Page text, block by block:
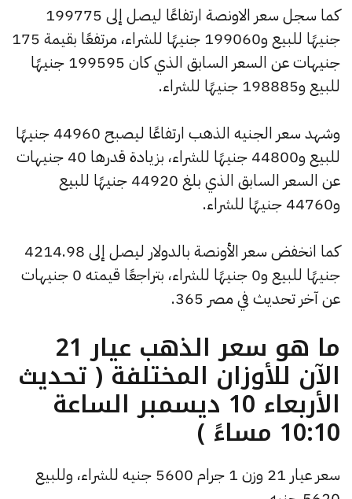
كما سجل سعر الاونصة ارتفاعًا ليصل إلى 199775
جنيهًا للبيع و199060 جنيهًا للشراء، مرتفعًا بقيمة 175
جنيهات عن السعر السابق الذي كان 199595 جنيهًا
للبيع و198885 جنيهًا للشراء.
وشهد سعر الجنيه الذهب ارتفاعًا ليصبح 44960 جنيهًا
للبيع و44800 جنيهًا للشراء، بزيادة قدرها 40 جنيهات
عن السعر السابق الذي بلغ 44920 جنيهًا للبيع
و44760 جنيهًا للشراء.
كما انخفض سعر الأونصة بالدولار ليصل إلى 4214.98
جنيهًا للبيع و0 جنيهًا للشراء، بتراجعًا قيمته 0 جنيهات
عن آخر تحديث في مصر 365.
ما هو سعر الذهب عيار 21
الآن للأوزان المختلفة ( تحديث
الأربعاء 10 ديسمبر الساعة
10:10 مساءً )
سعر عيار 21 وزن 1 جرام 5600 جنيه للشراء، وللبيع